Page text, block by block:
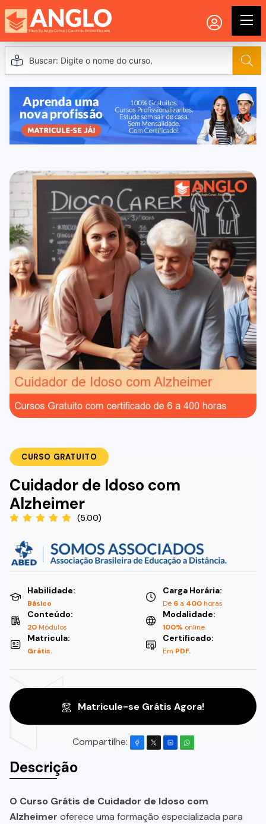
CURSO GRATUITO
Cuidador de Idoso com
Alzheimer
(5.00)
Habilidade:
Básico
Carga Horária:
De 6 a 400horas
Conteúdo:
20Módulos
Modalidade:
100% online.
Matricula:
Grátis.
Certificado:
Em PDF.
Matricule-se Grátis Agora!
Compartilhe:
Descrição
O Curso Grátis de Cuidador de Idoso com
Alzheimer oferece uma formação especializada para